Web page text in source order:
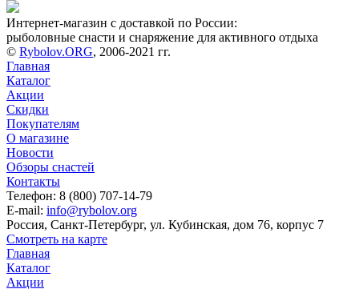
Интернет-магазин с доставкой по России:
рыболовные снасти и снаряжение для активного отдыха
© Rybolov.ORG, 2006-2021 гг.
Главная
Каталог
Акции
Скидки
Покупателям
О магазине
Новости
Обзоры снастей
Контакты
Телефон: 8 (800) 707-14-79
E-mail: info@rybolov.org
Россия, Санкт-Петербург, ул. Кубинская, дом 76, корпус 7
Смотреть на карте
Главная
Каталог
Акции